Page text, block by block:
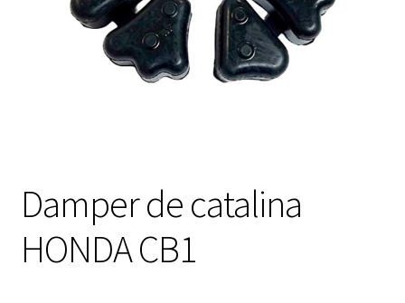
FAQ Preguntas Frecuentes
Damper de catalina
HONDA CB1